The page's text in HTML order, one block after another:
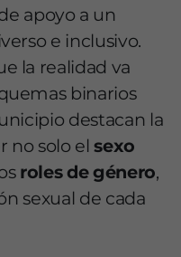
apoyo a un
e inclusivo.
la realidad va
binarios
destacan la
no solo elsexo
roles de género,
sexual de cada